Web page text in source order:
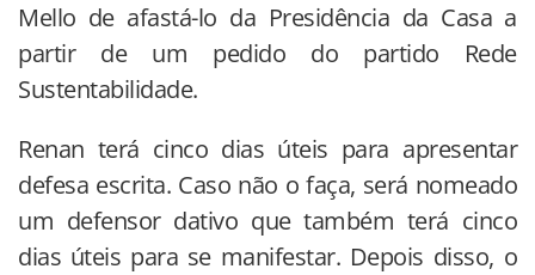
Mello de afastá-lo da Presidência da Casa a
partir de um pedido do partido Rede
Sustentabilidade.
Renan terá cinco dias úteis para apresentar
defesa escrita. Caso não o faça, será nomeado
um defensor dativo que também terá cinco
dias úteis para se manifestar. Depois disso, o